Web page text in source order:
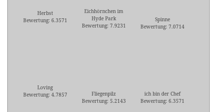
Herbst
Bewertung: 6.3571
Eichhörnchen im
Hyde Park
Bewertung: 7.9231
Spinne
Bewertung: 7.0714
Loving
Bewertung: 4.7857
Fliegenpilz
Bewertung: 5.2143
ich bin der Chef
Bewertung: 6.3571